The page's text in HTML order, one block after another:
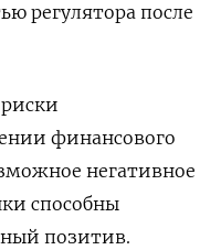
регулятора после
финансового
негативное
способны
позитив.